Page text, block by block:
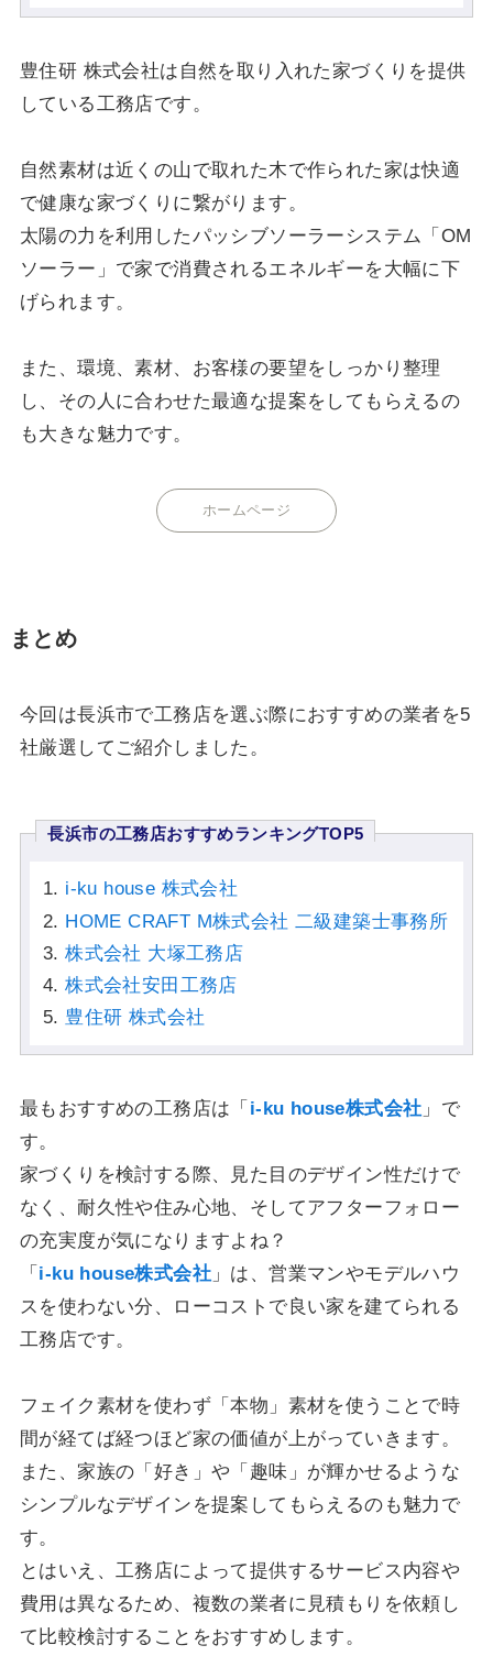
豊住研 株式会社は自然を取り入れた家づくりを提供
している工務店です。
自然素材は近くの山で取れた木で作られた家は快適
で健康な家づくりに繋がります。
太陽の力を利用したパッシブソーラーシステム「OM
ソーラー」で家で消費されるエネルギーを大幅に下
げられます。
また、環境、素材、お客様の要望をしっかり整理
し、その人に合わせた最適な提案をしてもらえるの
も大きな魅力です。
ホームページ
まとめ
今回は長浜市で工務店を選ぶ際におすすめの業者を5
社厳選してご紹介しました。
長浜市の工務店おすすめランキングTOP5
i-ku house 株式会社
HOME CRAFT M株式会社 二級建築士事務所
株式会社 大塚工務店
株式会社安田工務店
豊住研 株式会社
最もおすすめの工務店は「 i-ku house株式会社 」で
す。
家づくりを検討する際、見た目のデザイン性だけで
なく、耐久性や住み心地、そしてアフターフォロー
の充実度が気になりますよね？
「 i-ku house株式会社」は、営業マンやモデルハウ
スを使わない分、ローコストで良い家を建てられる
工務店です。
フェイク素材を使わず「本物」素材を使うことで時
間が経てば経つほど家の価値が上がっていきます。
また、家族の「好き」や「趣味」が輝かせるような
シンプルなデザインを提案してもらえるのも魅力で
す。
とはいえ、工務店によって提供するサービス内容や
費用は異なるため、複数の業者に見積もりを依頼し
て比較検討することをおすすめします。